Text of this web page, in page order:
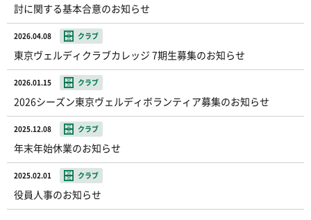
討に関する基本合意のお知らせ
2026.04.08 クラブ
東京ヴェルディクラブカレッジ 7期生募集のお知らせ
2026.01.15 クラブ
2026シーズン東京ヴェルディボランティア募集のお知らせ
2025.12.08 クラブ
年末年始休業のお知らせ
2025.02.01 クラブ
役員人事のお知らせ